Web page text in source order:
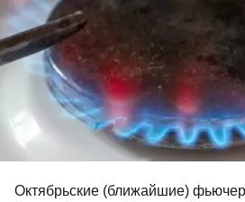
Октябрьские (ближайшие)